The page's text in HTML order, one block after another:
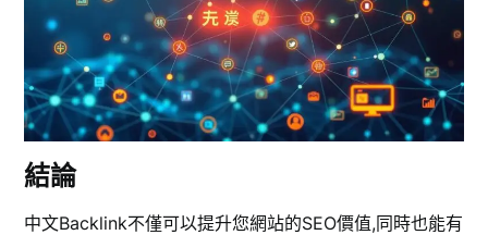
結論
中文Backlink不僅可以提升您網站的SEO價值,同時也能有